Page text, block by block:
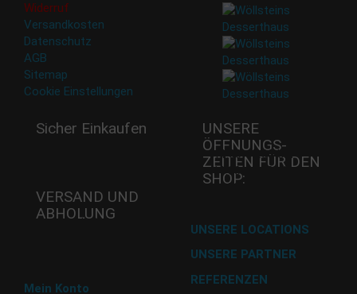
Widerruf
Versandkosten
Datenschutz
AGB
Sitemap
Cookie Einstellungen
Sicher Einkaufen
VERSAND UND
ABHOLUNG
Versand mit DHL
Mein Konto
UNSERE
ÖFFNUNGS­
ZEITEN FÜR DEN
SHOP:
Mi - 11:00-17:00 Uhr
Do -11:00-17:00 Uhr
Fr - 11:00-17:00 Uhr
UNSERE LOCATIONS
UNSERE PARTNER
REFERENZEN